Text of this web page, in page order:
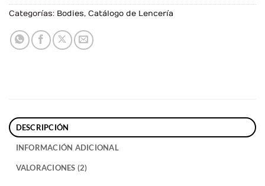
Categorías: Bodies, Catálogo de Lencería
DESCRIPCIÓN
INFORMACIÓN ADICIONAL
VALORACIONES (2)